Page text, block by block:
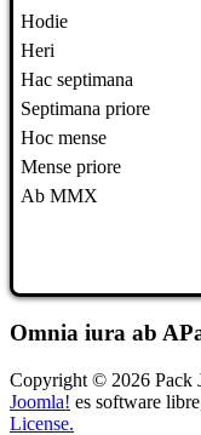
Hodie
Heri
Hac septimana
Septimana priore
Hoc mense
Mense priore
Ab MMX
Omnia iura ab
Copyright © 2026 Pack
Joomla! es software
License.